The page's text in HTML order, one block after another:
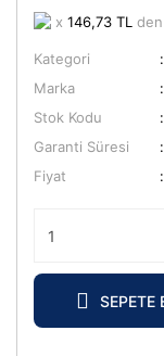
x 146,73 TL
Kategori
Marka
Stok Kodu
Garanti Süresi
Fiyat
SEPETE